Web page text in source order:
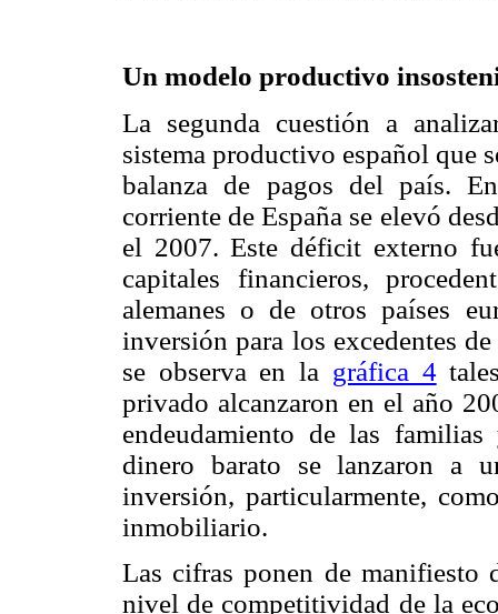
Un modelo productivo
La segunda cuestión a
sistema productivo español que
balanza de pagos del país.
corriente de España se elevó
el 2007. Este déficit externo
capitales financieros,
alemanes o de otros países
inversión para los excedentes
se observa en la gráfica 4
privado alcanzaron en el año
endeudamiento de las
dinero barato se lanzaron a
inversión, particularmente,
inmobiliario.
Las cifras ponen de manifiesto
nivel de competitividad de la